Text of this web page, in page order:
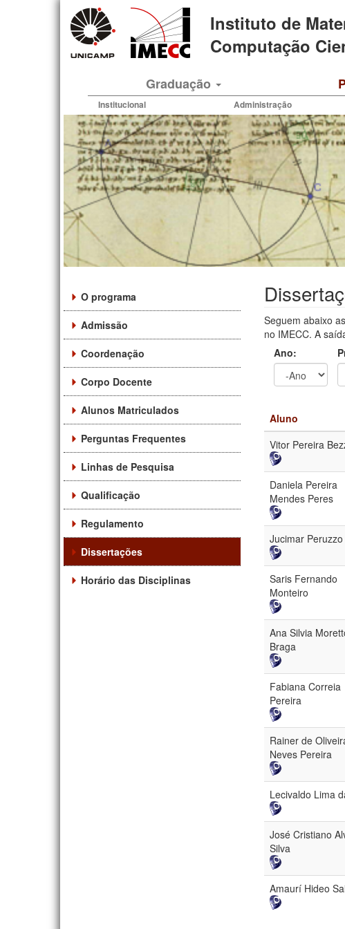
Instituto de
Computação
Graduação
Institucional Administração
O programa
Admissão
Coordenação
Corpo Docente
Alunos Matriculados
Perguntas Frequentes
Linhas de Pesquisa
Qualificação
Regulamento
Dissertações
Horário das Disciplinas
Seguem abaixo
no IMECC. A
Ano:
Aluno
Vitor Pereira
Daniela Pereira
Mendes Peres
Jucimar Peruzzo
Saris Fernando
Monteiro
Ana Silvia
Braga
Fabiana Correia
Pereira
Rainer de
Neves Pereira
Lecivaldo Lima
José Cristiano
Silva
Amaurí Hideo